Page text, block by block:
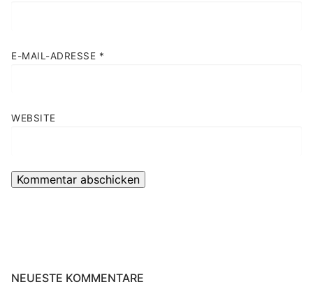
E-MAIL-ADRESSE *
WEBSITE
NEUESTE KOMMENTARE